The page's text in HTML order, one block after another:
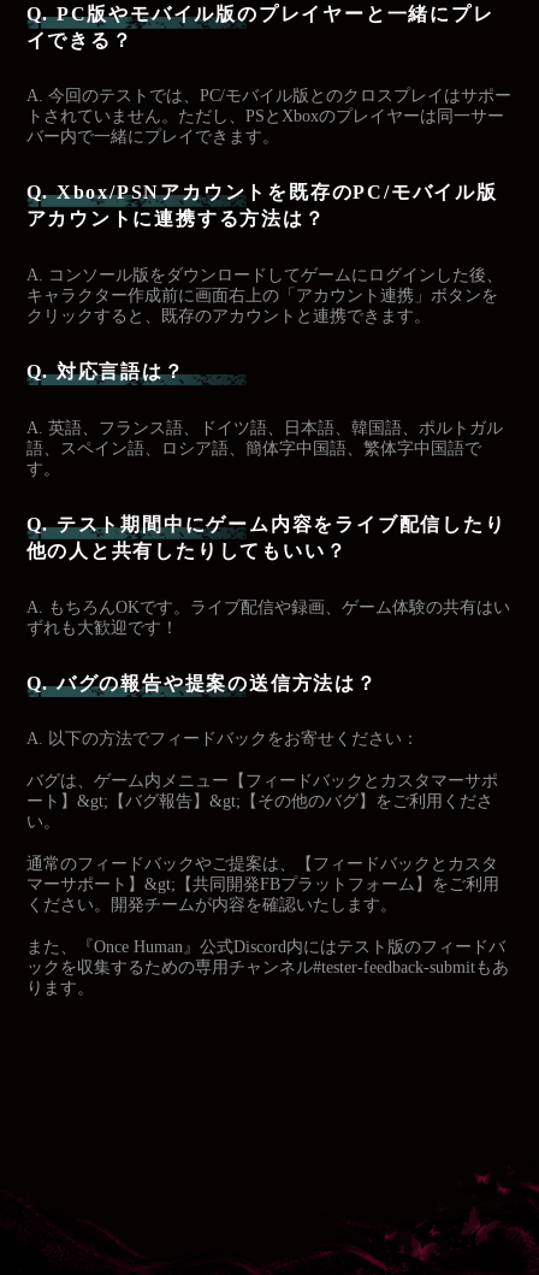
Q. PC版やモバイル版のプレイヤーと一緒にプレ
イできる？
A. 今回のテストでは、PC/モバイル版とのクロスプレイはサポー
トされていません。ただし、PSとXboxのプレイヤーは同一サー
バー内で一緒にプレイできます。
Q. Xbox/PSNアカウントを既存のPC/モバイル版
アカウントに連携する方法は？
A. コンソール版をダウンロードしてゲームにログインした後、
キャラクター作成前に画面右上の「アカウント連携」ボタンを
クリックすると、既存のアカウントと連携できます。
Q. 対応言語は？
A. 英語、フランス語、ドイツ語、日本語、韓国語、ポルトガル
語、スペイン語、ロシア語、簡体字中国語、繁体字中国語で
す。
Q. テスト期間中にゲーム内容をライブ配信したり
他の人と共有したりしてもいい？
A. もちろんOKです。ライブ配信や録画、ゲーム体験の共有はい
ずれも大歓迎です！
Q. バグの報告や提案の送信方法は？
A. 以下の方法でフィードバックをお寄せください：
バグは、ゲーム内メニュー【フィードバックとカスタマーサポ
ート】&gt;【バグ報告】&gt;【その他のバグ】をご利用くださ
い。
通常のフィードバックやご提案は、【フィードバックとカスタ
マーサポート】&gt;【共同開発FBプラットフォーム】をご利用
ください。開発チームが内容を確認いたします。
また、『Once Human』公式Discord内にはテスト版のフィードバ
ックを収集するための専用チャンネル#tester-feedback-submitもあ
ります。